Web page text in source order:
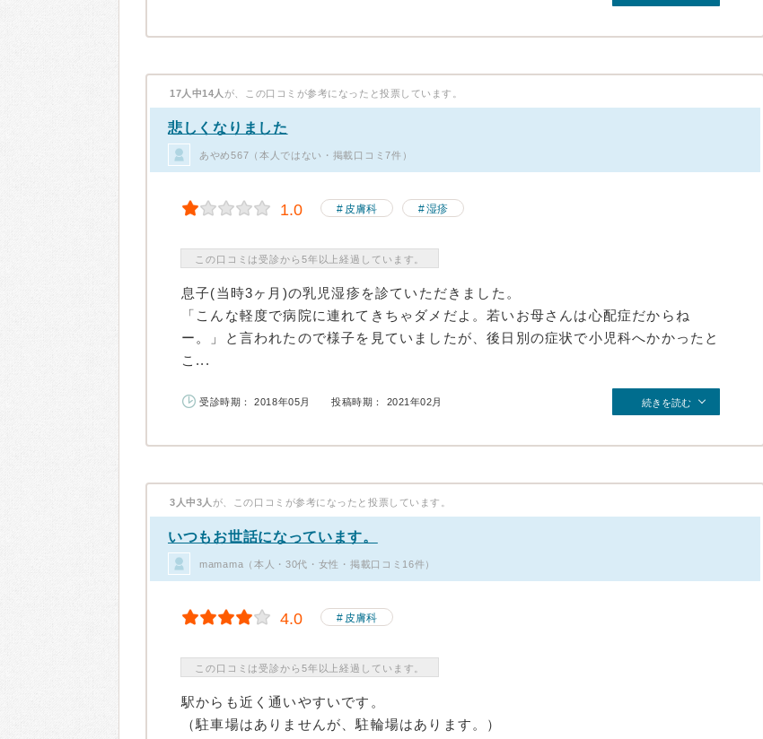
17人中14人 が、この口コミが参考になったと投票しています。
悲しくなりました
あやめ567（本人ではない・掲載口コミ7件）
1.0 皮膚科 湿疹
この口コミは受診から5年以上経過しています。
息子(当時3ヶ月)の乳児湿疹を診ていただきました。
「こんな軽度で病院に連れてきちゃダメだよ。若いお母さんは心配症だからね
ー。」と言われたので様子を見ていましたが、後日別の症状で小児科へかかったと
こ...
受診時期： 2018年05月 投稿時期： 2021年02月 続きを読む
3人中3人 が、この口コミが参考になったと投票しています。
いつもお世話になっています。
mamama（本人・30代・女性・掲載口コミ16件）
4.0 皮膚科
この口コミは受診から5年以上経過しています。
駅からも近く通いやすいです。
（駐車場はありませんが、駐輪場はあります。）